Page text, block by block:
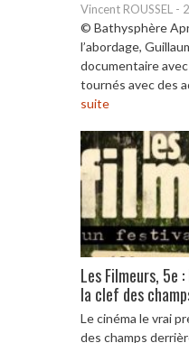
Vincent ROUSSEL -
© Bathysphère
l’abordage,
documentaire
tournés avec des
suite
Les Filmeurs, 5e
la clef des
Le cinéma le vrai
des champs